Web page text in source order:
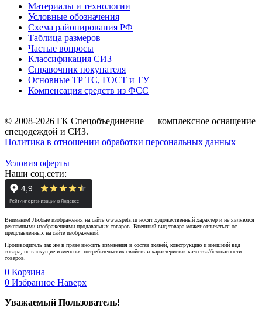
Материалы и технологии
Условные обозначения
Схема районирования РФ
Таблица размеров
Частые вопросы
Классификация СИЗ
Справочник покупателя
Основные ТР ТС, ГОСТ и ТУ
Компенсация средств из ФСС
© 2008-2026 ГК Спецобъединение — комплексное оснащение
спецодеждой и СИЗ.
Политика в отношении обработки персональных данных
Условия оферты
Наши соц.сети:
Внимание! Любые изображения на сайте www.spets.ru носят художественный характер и не являются
рекламными изображениями продаваемых товаров. Внешний вид товара может отличаться от
представленных на сайте изображений.
Производитель так же в праве вносить изменения в состав тканей, конструкцию и внешний вид
товара, не влекущие изменения потребительских свойств и характеристик качества/безопасности
товаров.
0 Корзина
0 Избранное Наверх
Уважаемый Пользователь!